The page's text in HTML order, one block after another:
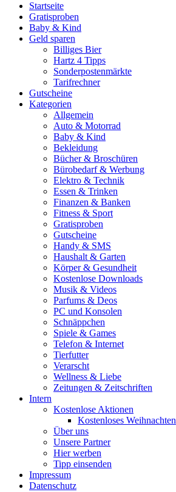
Startseite
Gratisproben
Baby & Kind
Geld sparen
Billiges Bier
Hartz 4 Tipps
Sonderpostenmärkte
Tarifrechner
Gutscheine
Kategorien
Allgemein
Auto & Motorrad
Baby & Kind
Bekleidung
Bücher & Broschüren
Bürobedarf & Werbung
Elektro & Technik
Essen & Trinken
Finanzen & Banken
Fitness & Sport
Gratisproben
Gutscheine
Handy & SMS
Haushalt & Garten
Körper & Gesundheit
Kostenlose Downloads
Musik & Videos
Parfums & Deos
PC und Konsolen
Schnäppchen
Spiele & Games
Telefon & Internet
Tierfutter
Verarscht
Wellness & Liebe
Zeitungen & Zeitschriften
Intern
Kostenlose Aktionen
Kostenloses Weihnachten
Über uns
Unsere Partner
Hier werben
Tipp einsenden
Impressum
Datenschutz